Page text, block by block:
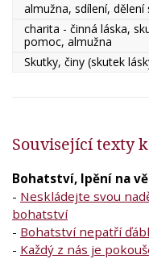
almužna, sdílení, dělení
charita - činná láska,
pomoc, almužna
Skutky, činy (skutek
Související texty
Bohatství, lpění na
- Neskládejte svou
bohatství
- Bohatství nepatří
- Každý z nás je